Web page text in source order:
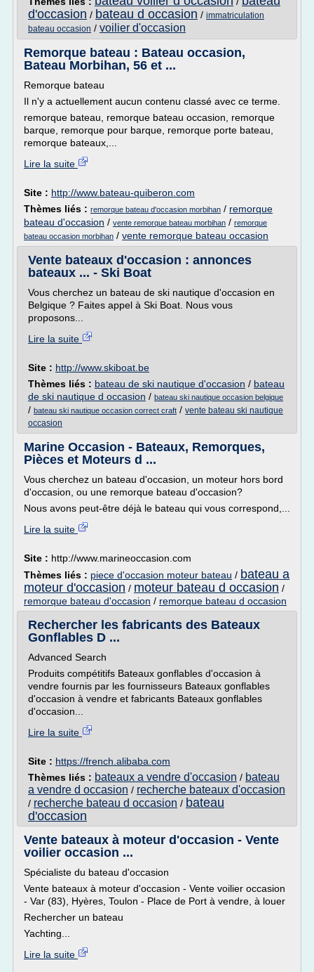
d'occasion / bateau d occasion / immatriculation
bateau occasion / voilier d'occasion
Remorque bateau : Bateau occasion,
Bateau Morbihan, 56 et ...
Remorque bateau
Il n'y a actuellement aucun contenu classé avec ce terme.
remorque bateau, remorque bateau occasion, remorque
barque, remorque pour barque, remorque porte bateau,
remorque bateaux,...
Lire la suite
Site : http://www.bateau-quiberon.com
Thèmes liés : remorque bateau d'occasion morbihan / remorque
bateau d'occasion / vente remorque bateau morbihan / remorque
bateau occasion morbihan / vente remorque bateau occasion
Vente bateaux d'occasion : annonces
bateaux ... - Ski Boat
Vous cherchez un bateau de ski nautique d'occasion en
Belgique ? Faites appel à Ski Boat. Nous vous
proposons...
Lire la suite
Site : http://www.skiboat.be
Thèmes liés : bateau de ski nautique d'occasion / bateau
de ski nautique d occasion / bateau ski nautique occasion belgique
/ bateau ski nautique occasion correct craft / vente bateau ski nautique
occasion
Marine Occasion - Bateaux, Remorques,
Pièces et Moteurs d ...
Vous cherchez un bateau d'occasion, un moteur hors bord
d'occasion, ou une remorque bateau d'occasion?
Nous avons peut-être déjà le bateau qui vous correspond,...
Lire la suite
Site : http://www.marineoccasion.com
Thèmes liés : piece d'occasion moteur bateau / bateau a
moteur d'occasion / moteur bateau d occasion /
remorque bateau d'occasion / remorque bateau d occasion
Rechercher les fabricants des Bateaux
Gonflables D ...
Advanced Search
Produits compétitifs Bateaux gonflables d'occasion à
vendre fournis par les fournisseurs Bateaux gonflables
d'occasion à vendre et fabricants Bateaux gonflables
d'occasion...
Lire la suite
Site : https://french.alibaba.com
Thèmes liés : bateaux a vendre d'occasion / bateau
a vendre d occasion / recherche bateaux d'occasion
/ recherche bateau d occasion / bateau
d'occasion
Vente bateaux à moteur d'occasion - Vente
voilier occasion ...
Spécialiste du bateau d'occasion
Vente bateaux à moteur d'occasion - Vente voilier occasion
- Var (83), Hyères, Toulon - Place de Port à vendre, à louer
Rechercher un bateau
Yachting...
Lire la suite